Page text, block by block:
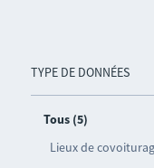
TYPE DE DONNÉES
Tous (5)
Lieux de